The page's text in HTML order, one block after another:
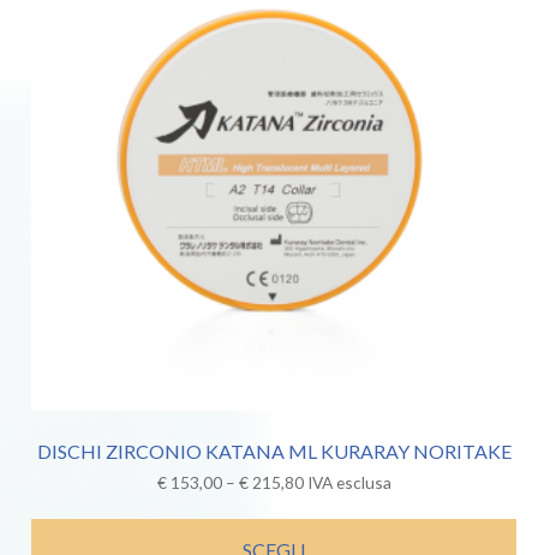
DISCHI ZIRCONIO KATANA ML KURARAY NORITAKE
€153,00– €215,80 IVA esclusa
SCEGLI